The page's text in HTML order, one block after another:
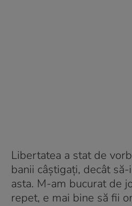
Libertatea a stat de
banii câștigați, decât
asta. M-am bucurat de
repet, e mai bine să fii